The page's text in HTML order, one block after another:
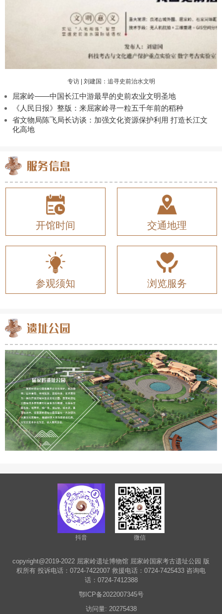
专访 | 刘建国：追寻史前治水文明
屈家岭——中国长江中游最早的史前农业文明圣地
《人民日报》整版：来屈家岭寻一粒五千年前的稻种
省文物局陈飞局长访谈：加强文化资源保护利用 打造长江文
化高地
开馆时间 交通地理
参观须知 浏览服务
抖音 微信
copyright@2019-2022 屈家岭遗址博物馆 屈家岭国家考古遗址公园 版
权所有 投诉电话：0724-7422007 救援电话：0724-7425433 咨询电
话：0724-7412388
鄂ICP备2022007345号
访问量: 20275438